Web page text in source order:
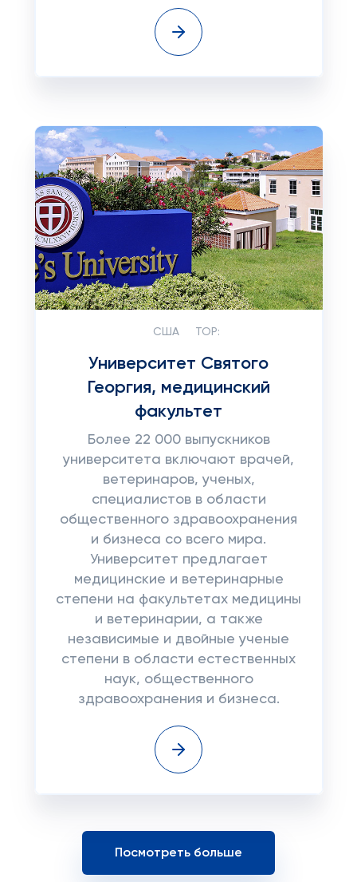
США TOP:
Университет Святого
Георгия, медицинский
факультет
Более 22 000 выпускников
университета включают врачей,
ветеринаров, ученых,
специалистов в области
общественного здравоохранения
и бизнеса со всего мира.
Университет предлагает
медицинские и ветеринарные
степени на факультетах медицины
и ветеринарии, а также
независимые и двойные ученые
степени в области естественных
наук, общественного
здравоохранения и бизнеса.
Посмотреть больше